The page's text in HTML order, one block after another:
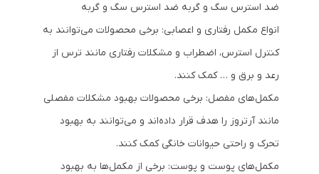
ضد استرس سگ و گربه ضد استرس سگ و گربه
انواع مکمل‌ رفتاری و اعصابی: برخی محصولات می‌توانند به
کنترل استرس، اضطراب و مشکلات رفتاری مانند ترس از
رعد و برق و … کمک کنند.
مکمل‌های مفصل: برخی محصولات بهبود مشکلات مفصلی
مانند آرتروز را هدف قرار داده‌اند و می‌توانند به بهبود
تحرک و راحتی حیوانات خانگی کمک کنند.
مکمل‌های پوست و پوست: برخی از مکمل‌ها به بهبود